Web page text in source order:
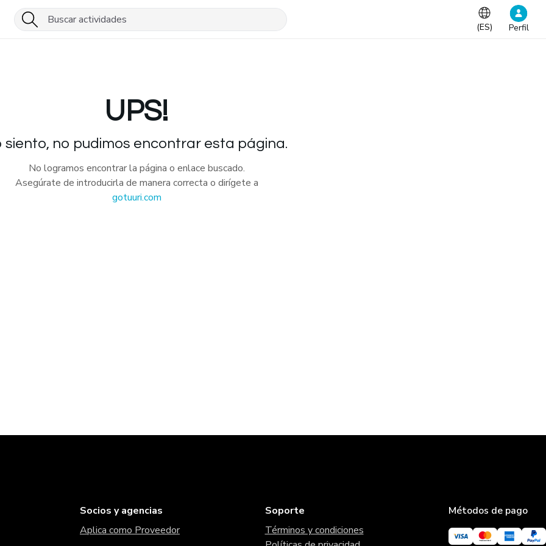
(ES) Perfil
UPS!
siento, no pudimos encontrar esta página.
No logramos encontrar la página o enlace buscado.
Asegúrate de introducirla de manera correcta o dirígete a
gotuuri.com
Socios y agencias
Aplica como Proveedor
Soporte
Términos y condiciones
Métodos de pago